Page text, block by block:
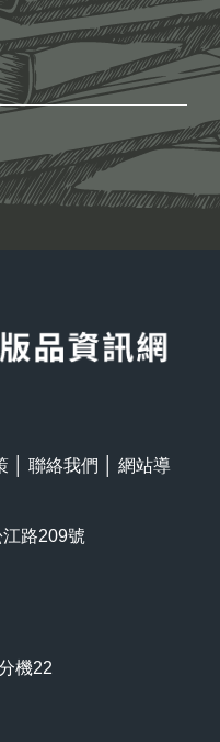
聯絡我們
網站導
路209號
機22